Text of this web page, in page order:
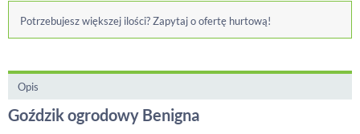
Potrzebujesz większej ilości? Zapytaj o ofertę hurtową!
Opis
Goździk ogrodowy Benigna